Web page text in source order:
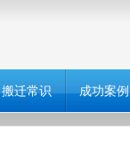
搬迁常识 成功案例